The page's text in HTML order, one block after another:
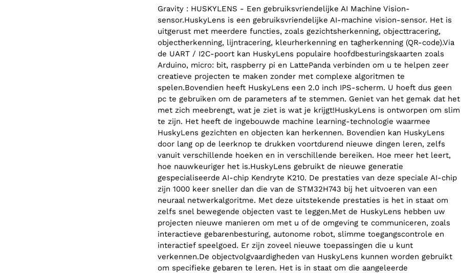
Gravity : HUSKYLENS - Een gebruiksvriendelijke AI Machine Vision-
sensor.HuskyLens is een gebruiksvriendelijke AI-machine vision-sensor. Het is
uitgerust met meerdere functies, zoals gezichtsherkenning, objecttracering,
objectherkenning, lijntracering, kleurherkenning en tagherkenning (QR-code).Via
de UART / I2C-poort kan HuskyLens populaire hoofdbesturingskaarten zoals
Arduino, micro: bit, raspberry pi en LattePanda verbinden om u te helpen zeer
creatieve projecten te maken zonder met complexe algoritmen te
spelen.Bovendien heeft HuskyLens een 2.0 inch IPS-scherm. U hoeft dus geen
pc te gebruiken om de parameters af te stemmen. Geniet van het gemak dat het
met zich meebrengt, wat je ziet is wat je krijgt!HuskyLens is ontworpen om slim
te zijn. Het heeft de ingebouwde machine learning-technologie waarmee
HuskyLens gezichten en objecten kan herkennen. Bovendien kan HuskyLens
door lang op de leerknop te drukken voortdurend nieuwe dingen leren, zelfs
vanuit verschillende hoeken en in verschillende bereiken. Hoe meer het leert,
hoe nauwkeuriger het is.HuskyLens gebruikt de nieuwe generatie
gespecialiseerde AI-chip Kendryte K210. De prestaties van deze speciale AI-chip
zijn 1000 keer sneller dan die van de STM32H743 bij het uitvoeren van een
neuraal netwerkalgoritme. Met deze uitstekende prestaties is het in staat om
zelfs snel bewegende objecten vast te leggen.Met de HuskyLens hebben uw
projecten nieuwe manieren om met u of de omgeving te communiceren, zoals
interactieve gebarenbesturing, autonome robot, slimme toegangscontrole en
interactief speelgoed. Er zijn zoveel nieuwe toepassingen die u kunt
verkennen.De objectvolgvaardigheden van HuskyLens kunnen worden gebruikt
om specifieke gebaren te leren. Het is in staat om die aangeleerde